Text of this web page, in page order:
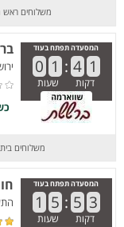
משלוחים ראש
המסעדה תפתח בעוד
0 1 : 4 1
דקות שעות
משלוחים
המסעדה תפתח בעוד
1 5 : 5 3
דקות שעות
התע"ש